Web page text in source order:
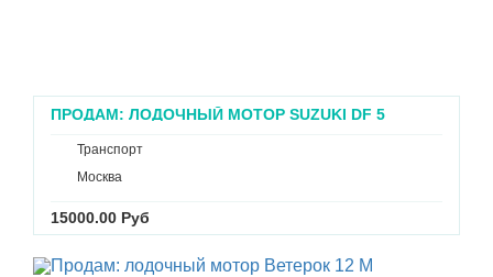
ПРОДАМ: ЛОДОЧНЫЙ МОТОР SUZUKI DF 5
Транспорт
Москва
15000.00 Руб